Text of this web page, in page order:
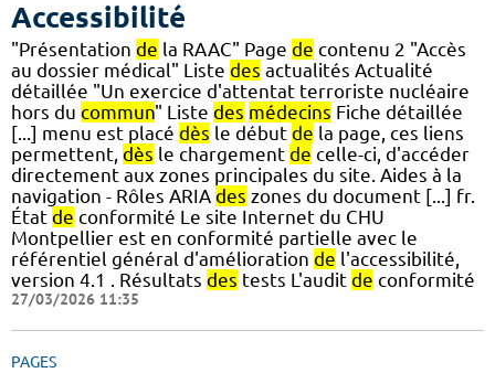
Accessibilité
"Présentation de la RAAC" Page de contenu 2 "Accès
au dossier médical" Liste des actualités Actualité
détaillée "Un exercice d'attentat terroriste nucléaire
hors du commun" Liste des médecins Fiche détaillée
[...] menu est placé dès le début de la page, ces liens
permettent, dès le chargement de celle-ci, d'accéder
directement aux zones principales du site. Aides à la
navigation - Rôles ARIA des zones du document [...] fr.
État de conformité Le site Internet du CHU
Montpellier est en conformité partielle avec le
référentiel général d'amélioration de l'accessibilité,
version 4.1 . Résultats des tests L'audit de conformité
27/03/2026 11:35
PAGES